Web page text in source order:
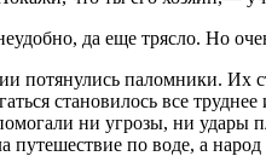
да еще трясло. Но
потянулись паломники. Их
становилось все
ни угрозы, ни удары
путешествие по воде, а народ